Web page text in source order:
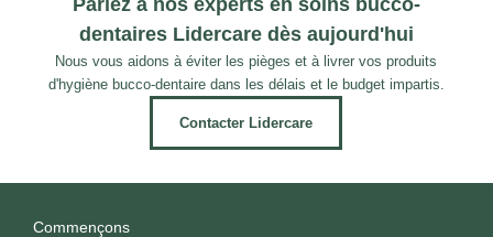
dentaires Lidercare dès aujourd'hui
Nous vous aidons à éviter les pièges et à livrer vos produits
d'hygiène bucco-dentaire dans les délais et le budget impartis.
Contacter Lidercare
Commençons